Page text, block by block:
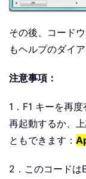
その後、コード
もヘルプのダイ
注意事項：
1．F1 キーを再
再起動するか、
ともできます：
2．このコード